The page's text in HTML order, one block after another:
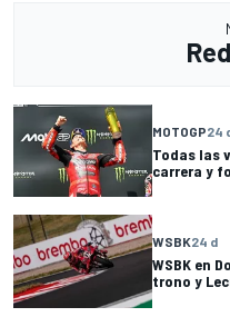
MOTOGP24
Todas las
carrera y
WSBK24 d
WSBK en
trono y